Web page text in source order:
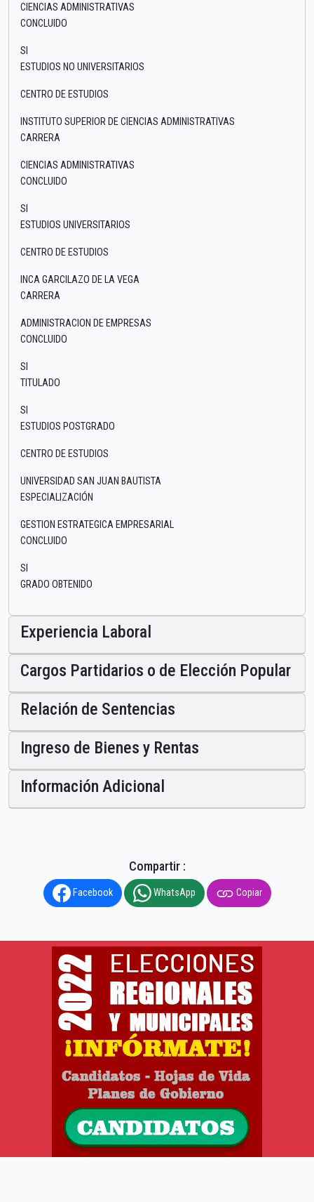
CIENCIAS ADMINISTRATIVAS
CONCLUIDO
SI
ESTUDIOS NO UNIVERSITARIOS
CENTRO DE ESTUDIOS
INSTITUTO SUPERIOR DE CIENCIAS ADMINISTRATIVAS
CARRERA
CIENCIAS ADMINISTRATIVAS
CONCLUIDO
SI
ESTUDIOS UNIVERSITARIOS
CENTRO DE ESTUDIOS
INCA GARCILAZO DE LA VEGA
CARRERA
ADMINISTRACION DE EMPRESAS
CONCLUIDO
SI
TITULADO
SI
ESTUDIOS POSTGRADO
CENTRO DE ESTUDIOS
UNIVERSIDAD SAN JUAN BAUTISTA
ESPECIALIZACIÓN
GESTION ESTRATEGICA EMPRESARIAL
CONCLUIDO
SI
GRADO OBTENIDO
Experiencia Laboral
Cargos Partidarios o de Elección Popular
Relación de Sentencias
Ingreso de Bienes y Rentas
Información Adicional
Compartir :
Facebook WhatsApp Copiar